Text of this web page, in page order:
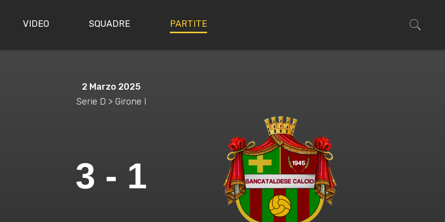
VIDEO SQUADRE PARTITE
2 Marzo 2025
Serie D > Girone I
3 - 1